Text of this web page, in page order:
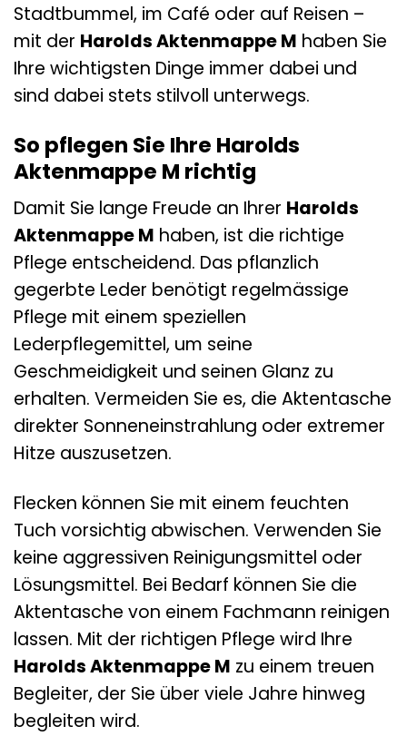
Stadtbummel, im Café oder auf Reisen –
mit der Harolds Aktenmappe M haben Sie
Ihre wichtigsten Dinge immer dabei und
sind dabei stets stilvoll unterwegs.
So pflegen Sie Ihre Harolds
Aktenmappe M richtig
Damit Sie lange Freude an Ihrer Harolds
Aktenmappe M haben, ist die richtige
Pflege entscheidend. Das pflanzlich
gegerbte Leder benötigt regelmässige
Pflege mit einem speziellen
Lederpflegemittel, um seine
Geschmeidigkeit und seinen Glanz zu
erhalten. Vermeiden Sie es, die Aktentasche
direkter Sonneneinstrahlung oder extremer
Hitze auszusetzen.
Flecken können Sie mit einem feuchten
Tuch vorsichtig abwischen. Verwenden Sie
keine aggressiven Reinigungsmittel oder
Lösungsmittel. Bei Bedarf können Sie die
Aktentasche von einem Fachmann reinigen
lassen. Mit der richtigen Pflege wird Ihre
Harolds Aktenmappe M zu einem treuen
Begleiter, der Sie über viele Jahre hinweg
begleiten wird.